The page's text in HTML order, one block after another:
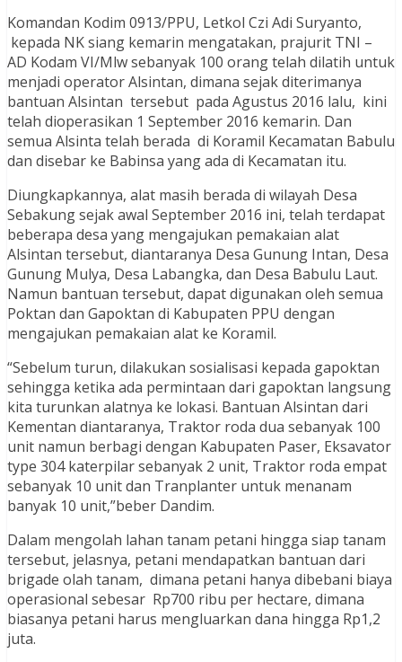
Komandan Kodim 0913/PPU, Letkol Czi Adi Suryanto,
kepada NK siang kemarin mengatakan, prajurit TNI –
AD Kodam VI/Mlw sebanyak 100 orang telah dilatih untuk
menjadi operator Alsintan, dimana sejak diterimanya
bantuan Alsintan tersebut pada Agustus 2016 lalu, kini
telah dioperasikan 1 September 2016 kemarin. Dan
semua Alsinta telah berada di Koramil Kecamatan Babulu
dan disebar ke Babinsa yang ada di Kecamatan itu.
Diungkapkannya, alat masih berada di wilayah Desa
Sebakung sejak awal September 2016 ini, telah terdapat
beberapa desa yang mengajukan pemakaian alat
Alsintan tersebut, diantaranya Desa Gunung Intan, Desa
Gunung Mulya, Desa Labangka, dan Desa Babulu Laut.
Namun bantuan tersebut, dapat digunakan oleh semua
Poktan dan Gapoktan di Kabupaten PPU dengan
mengajukan pemakaian alat ke Koramil.
“Sebelum turun, dilakukan sosialisasi kepada gapoktan
sehingga ketika ada permintaan dari gapoktan langsung
kita turunkan alatnya ke lokasi. Bantuan Alsintan dari
Kementan diantaranya, Traktor roda dua sebanyak 100
unit namun berbagi dengan Kabupaten Paser, Eksavator
type 304 katerpilar sebanyak 2 unit, Traktor roda empat
sebanyak 10 unit dan Tranplanter untuk menanam
banyak 10 unit,”beber Dandim.
Dalam mengolah lahan tanam petani hingga siap tanam
tersebut, jelasnya, petani mendapatkan bantuan dari
brigade olah tanam, dimana petani hanya dibebani biaya
operasional sebesar Rp700 ribu per hectare, dimana
biasanya petani harus mengluarkan dana hingga Rp1,2
juta.